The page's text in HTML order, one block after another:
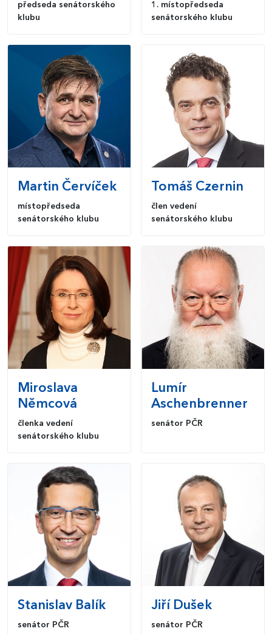
předseda senátorského
klubu
1. místopředseda
senátorského klubu
Martin Červíček
místopředseda
senátorského klubu
Tomáš Czernin
člen vedení
senátorského klubu
Miroslava
Němcová
členka vedení
senátorského klubu
Lumír
Aschenbrenner
senátor PČR
Stanislav Balík
senátor PČR
Jiří Dušek
senátor PČR